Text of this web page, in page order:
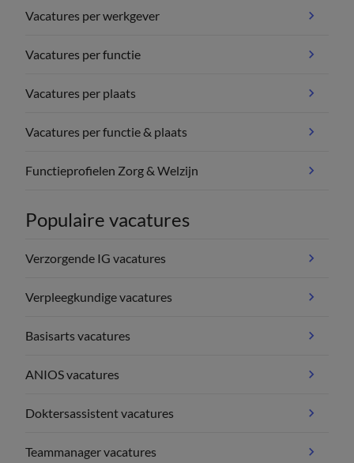
Vacatures per werkgever
Vacatures per functie
Vacatures per plaats
Vacatures per functie & plaats
Functieprofielen Zorg & Welzijn
Populaire vacatures
Verzorgende IG vacatures
Verpleegkundige vacatures
Basisarts vacatures
ANIOS vacatures
Doktersassistent vacatures
Teammanager vacatures